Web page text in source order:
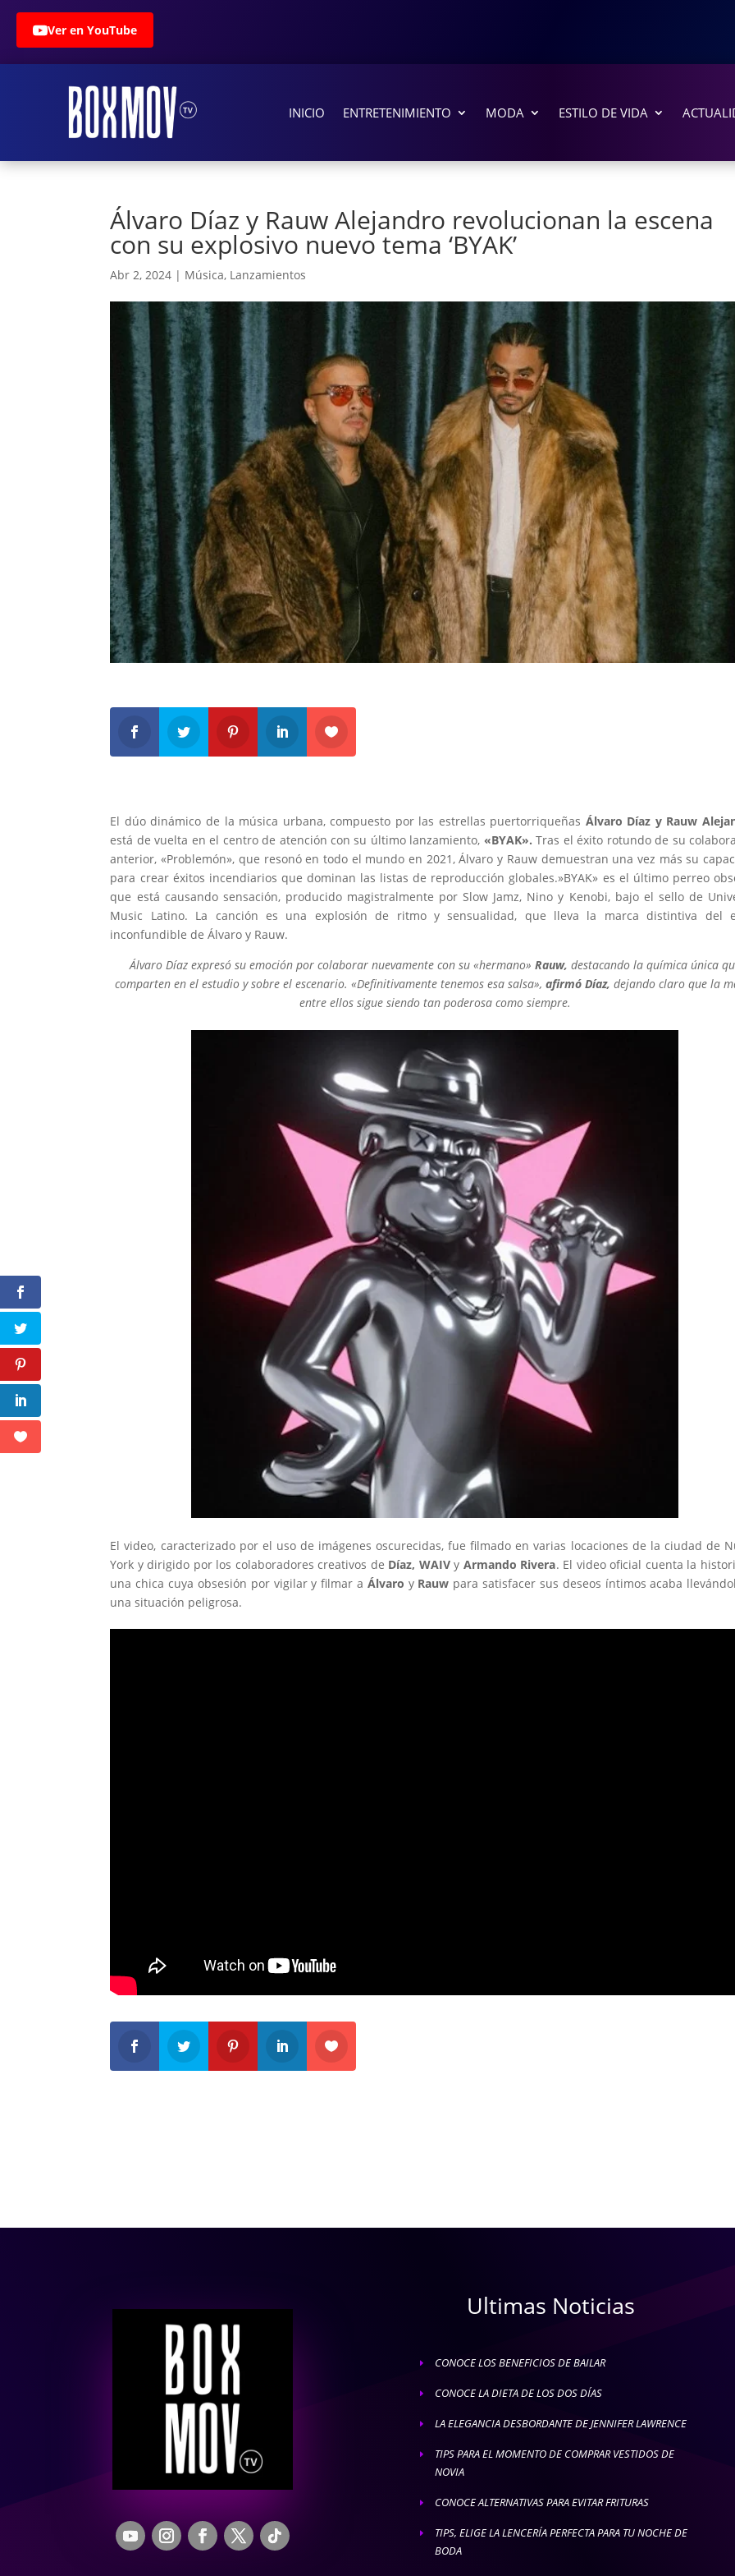
Ver en YouTube
INICIO ENTRETENIMIENTO MODA ESTILO DE VIDA
Álvaro Díaz y Rauw Alejandro revolucionan la escena
con su explosivo nuevo tema ‘BYAK’
Abr 2, 2024 | Música, Lanzamientos
El dúo dinámico de la música urbana, compuesto por las estrellas puertorriqueñas Álvaro Díaz y Rauw
está de vuelta en el centro de atención con su último lanzamiento, «BYAK». Tras el éxito rotundo de su
anterior, «Problemón», que resonó en todo el mundo en 2021, Álvaro y Rauw demuestran una vez más su
para crear éxitos incendiarios que dominan las listas de reproducción globales.»BYAK» es el último perreo
que está causando sensación, producido magistralmente por Slow Jamz, Nino y Kenobi, bajo el sello de
Music Latino. La canción es una explosión de ritmo y sensualidad, que lleva la marca distintiva del
inconfundible de Álvaro y Rauw.
Álvaro Díaz expresó su emoción por colaborar nuevamente con su «hermano» Rauw, destacando la química única
comparten en el estudio y sobre el escenario. «Definitivamente tenemos esa salsa», afirmó Díaz, dejando claro que la
entre ellos sigue siendo tan poderosa como siempre.
El video, caracterizado por el uso de imágenes oscurecidas, fue filmado en varias locaciones de la ciudad de
York y dirigido por los colaboradores creativos de Díaz, WAIVy Armando Rivera. El video oficial cuenta la
una chica cuya obsesión por vigilar y filmar a Álvaro y Rauw para satisfacer sus deseos íntimos acaba
una situación peligrosa.
Ultimas Noticias
E CONOCE LOS BENEFICIOS DE BAILAR
E CONOCE LA DIETA DE LOS DOS DÍAS
E LA ELEGANCIA DESBORDANTE DE JENNIFER LAWRENCE
E
TIPS PARA EL MOMENTO DE COMPRAR VESTIDOS DE
NOVIA
E CONOCE ALTERNATIVAS PARA EVITAR FRITURAS
E
TIPS, ELIGE LA LENCERÍA PERFECTA PARA TU NOCHE DE
BODA